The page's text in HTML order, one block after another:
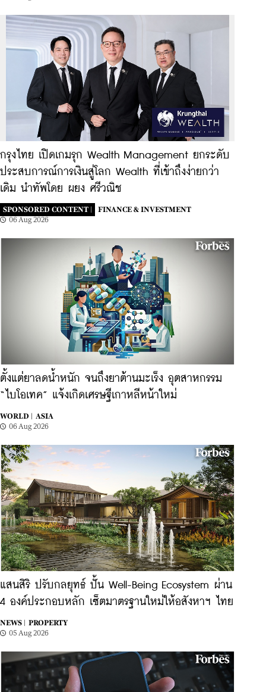
กรุงไทย เปิดเกมรุก Wealth Management ยกระดับ
ประสบการณ์การเงินสู่โลก Wealth ที่เข้าถึงง่ายกว่า
เดิม นำทัพโดย ผยง ศรีวณิช
SPONSORED CONTENT |
FINANCE & INVESTMENT
06 Aug 2026
ตั้งแต่ยาลดน้ำหนัก จนถึงยาต้านมะเร็ง อุตสาหกรรม
“ไบโอเทค” แจ้งเกิดเศรษฐีเกาหลีหน้าใหม่
WORLD |
ASIA
06 Aug 2026
แสนสิริ ปรับกลยุทธ์ ปั้น Well-Being Ecosystem ผ่าน
4 องค์ประกอบหลัก เซ็ตมาตรฐานใหม่ให้อสังหาฯ ไทย
NEWS |
PROPERTY
05 Aug 2026